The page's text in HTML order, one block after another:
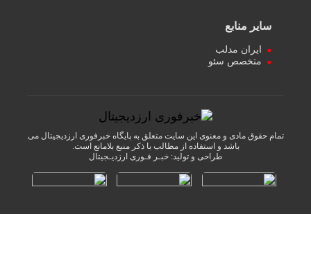
سایر منابع
ایران مدلب
متخصص سئو
تمام حقوق مادی و معنوی این سایت متعلق به پایگاه خبرفوری ارزدیجیتال می
باشد و استفاده از مطالب با ذکر منبع بلامانع است.
طراحی و تولید:خبـر فـوری ارزدیـجیتال